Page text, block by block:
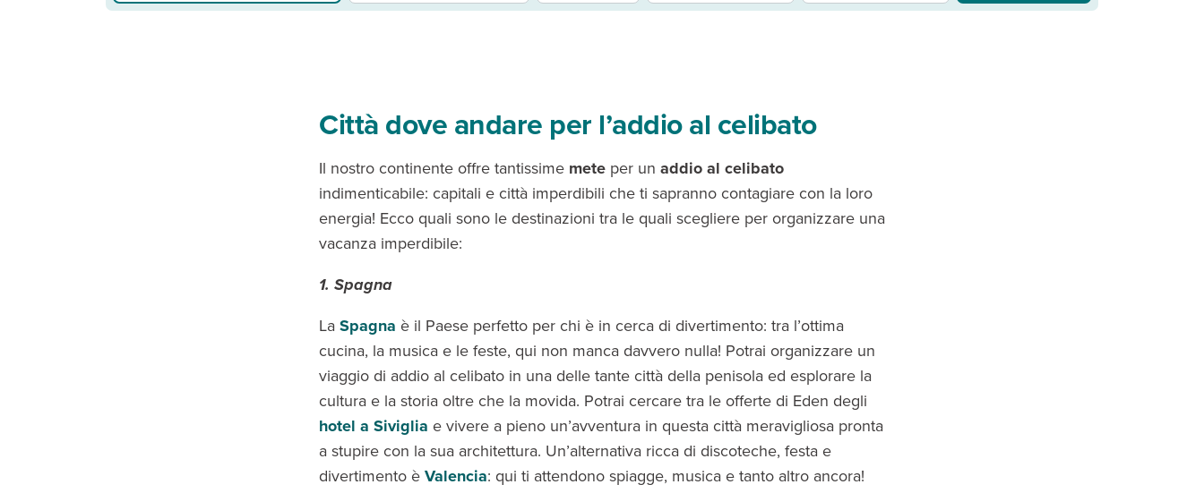
Città dove andare per l’addio al celibato
Il nostro continente offre tantissime mete per un addio al celibato
indimenticabile: capitali e città imperdibili che ti sapranno contagiare con la loro
energia! Ecco quali sono le destinazioni tra le quali scegliere per organizzare una
vacanza imperdibile:
1. Spagna
La Spagna è il Paese perfetto per chi è in cerca di divertimento: tra l’ottima
cucina, la musica e le feste, qui non manca davvero nulla! Potrai organizzare un
viaggio di addio al celibato in una delle tante città della penisola ed esplorare la
cultura e la storia oltre che la movida. Potrai cercare tra le offerte di Eden degli
hotel a Siviglia e vivere a pieno un’avventura in questa città meravigliosa pronta
a stupire con la sua architettura. Un’alternativa ricca di discoteche, festa e
divertimento è Valencia: qui ti attendono spiagge, musica e tanto altro ancora!